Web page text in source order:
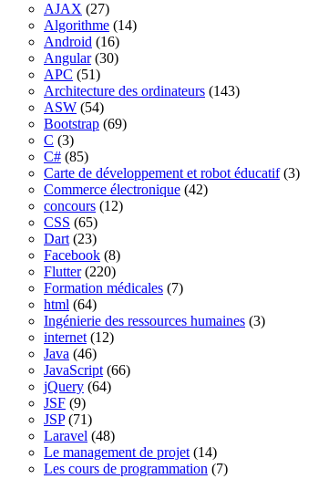
AJAX (27)
Algorithme (14)
Android (16)
Angular(30)
APC (51)
Architecture des ordinateurs (143)
ASW (54)
Bootstrap (69)
C (3)
C# (85)
Carte de développement et robot éducatif(3)
Commerce électronique (42)
concours (12)
CSS (65)
Dart (23)
Facebook (8)
Flutter(220)
Formation médicales (7)
html (64)
Ingénierie des ressources humaines (3)
internet (12)
Java (46)
JavaScript (66)
jQuery (64)
JSF (9)
JSP(71)
Laravel (48)
Le management de projet (14)
Les cours de programmation (7)